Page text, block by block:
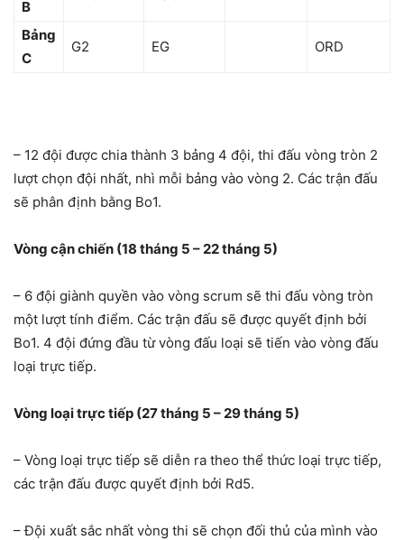
B
Bảng
C
G2 EG ORD
– 12 đội được chia thành 3 bảng 4 đội, thi đấu vòng tròn 2
lượt chọn đội nhất, nhì mỗi bảng vào vòng 2. Các trận đấu
sẽ phân định bằng Bo1.
Vòng cận chiến (18 tháng 5 – 22 tháng 5)
– 6 đội giành quyền vào vòng scrum sẽ thi đấu vòng tròn
một lượt tính điểm. Các trận đấu sẽ được quyết định bởi
Bo1. 4 đội đứng đầu từ vòng đấu loại sẽ tiến vào vòng đấu
loại trực tiếp.
Vòng loại trực tiếp (27 tháng 5 – 29 tháng 5)
– Vòng loại trực tiếp sẽ diễn ra theo thể thức loại trực tiếp,
các trận đấu được quyết định bởi Rd5.
– Đội xuất sắc nhất vòng thi sẽ chọn đối thủ của mình vào